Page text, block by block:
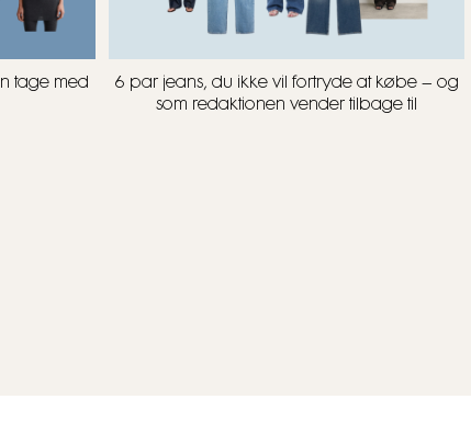
tage med
6 par jeans, du ikke vil fortryde at købe – og
som redaktionen vender tilbage til